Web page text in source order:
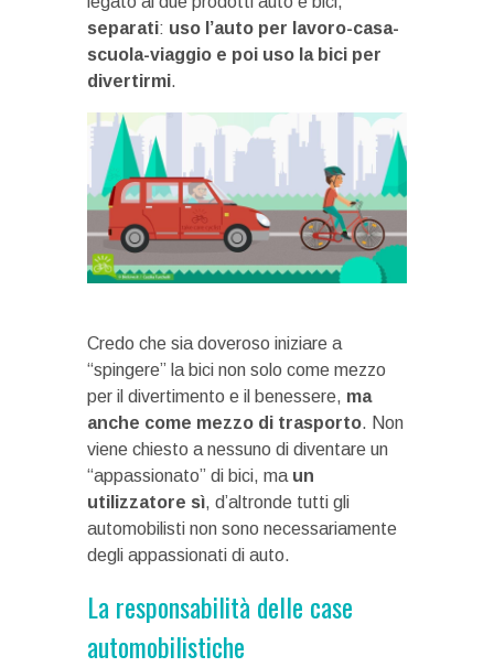
separati: uso l’auto per lavoro-casa-
scuola-viaggio e poi uso la bici per
divertirmi.
Credo che sia doveroso iniziare a
“spingere” la bici non solo come mezzo
per il divertimento e il benessere, ma
anche come mezzo di trasporto. Non
viene chiesto a nessuno di diventare un
“appassionato” di bici, ma un
utilizzatore sì, d’altronde tutti gli
automobilisti non sono necessariamente
degli appassionati di auto.
La responsabilità delle case
automobilistiche